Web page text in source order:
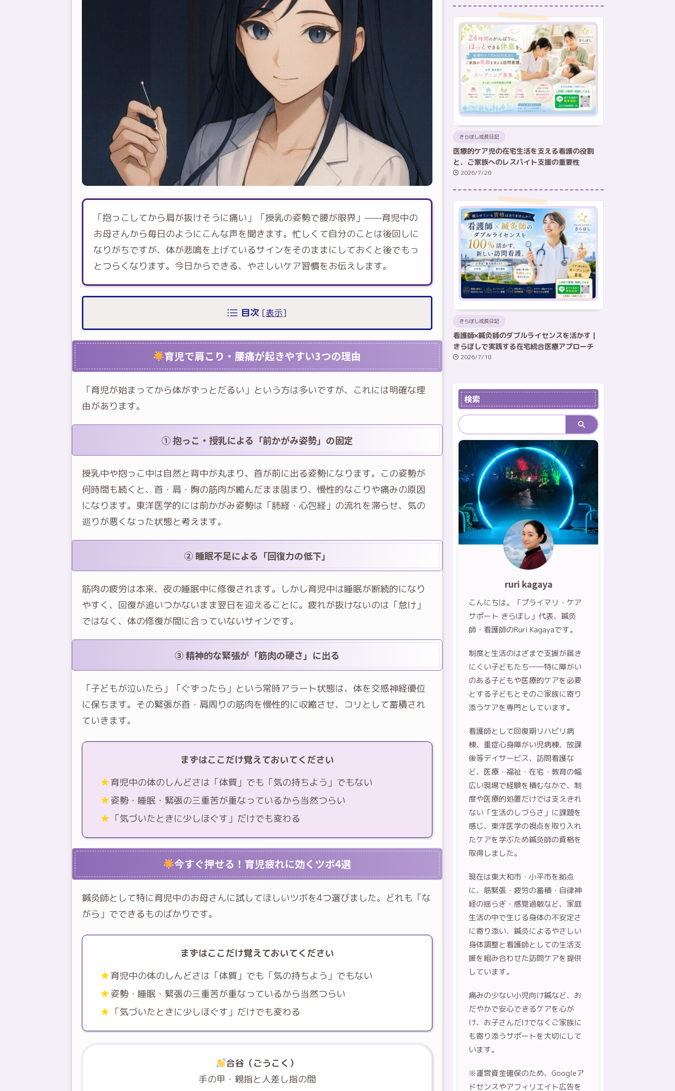
「抱っこしてから肩が抜けそうに痛い」「授乳の姿勢で腰が限界」——育児中の
お母さんから毎日のようにこんな声を聞きます。忙しくて自分のことは後回しに
なりがちですが、体が悲鳴を上げているサインをそのままにしておくと後でもっ
とつらくなります。今日からできる、やさしいケア習慣をお伝えします。
目次 [表示]
育児で肩こり・腰痛が起きやすい3つの理由
「育児が始まってから体がずっとだるい」という方は多いですが、これには明確な理
由があります。
① 抱っこ・授乳による「前かがみ姿勢」の固定
授乳中や抱っこ中は自然と背中が丸まり、首が前に出る姿勢になります。この姿勢が
何時間も続くと、首・肩・胸の筋肉が縮んだまま固まり、慢性的なこりや痛みの原因
になります。東洋医学的には前かがみ姿勢は「肺経・心包経」の流れを滞らせ、気の
巡りが悪くなった状態と考えます。
② 睡眠不足による「回復力の低下」
筋肉の疲労は本来、夜の睡眠中に修復されます。しかし育児中は睡眠が断続的になり
やすく、回復が追いつかないまま翌日を迎えることに。疲れが抜けないのは「怠け」
ではなく、体の修復が間に合っていないサインです。
③ 精神的な緊張が「筋肉の硬さ」に出る
「子どもが泣いたら」「ぐずったら」という常時アラート状態は、体を交感神経優位
に保ちます。その緊張が首・肩周りの筋肉を慢性的に収縮させ、コリとして蓄積され
ていきます。
まずはここだけ覚えておいてください
育児中の体のしんどさは「体質」でも「気の持ちよう」でもない
姿勢・睡眠・緊張の三重苦が重なっているから当然つらい
「気づいたときに少しほぐす」だけでも変わる
今すぐ押せる！育児疲れに効くツボ4選
鍼灸師として特に育児中のお母さんに試してほしいツボを4つ選びました。どれも「な
がら」でできるものばかりです。
まずはここだけ覚えておいてください
育児中の体のしんどさは「体質」でも「気の持ちよう」でもない
姿勢・睡眠・緊張の三重苦が重なっているから当然つらい
「気づいたときに少しほぐす」だけでも変わる
合谷（ごうこく）
手の甲・親指と人差し指の間
きらぼし成長日記
医療的ケア児の在宅生活を支える看護の役割
と、ご家族へのレスパイト支援の重要性
2026/7/20
きらぼし成長日記
看護師×鍼灸師のダブルライセンスを活かす｜
きらぼしで実践する在宅統合医療アプローチ
2026/7/18
検索
ruri kagaya
こんにちは。「プライマリ・ケア
サポート きらぼし」代表、鍼灸
師・看護師のRuri Kagayaです。
制度と生活のはざまで支援が届き
にくい子どもたち――特に障がい
のある子どもや医療的ケアを必要
とする子どもとそのご家族に寄り
添うケアを専門としています。
看護師として回復期リハビリ病
棟、重症心身障がい児病棟、放課
後等デイサービス、訪問看護な
ど、医療・福祉・在宅・教育の幅
広い現場で経験を積むなかで、制
度や医療的処置だけでは支えきれ
ない「生活のしづらさ」に課題を
感じ、東洋医学の視点を取り入れ
たケアを学ぶため鍼灸師の資格を
取得しました。
現在は東大和市・小平市を拠点
に、筋緊張・疲労の蓄積・自律神
経の揺らぎ・感覚過敏など、家庭
生活の中で生じる身体の不安定さ
に寄り添い、鍼灸によるやさしい
身体調整と看護師としての生活支
援を組み合わせた訪問ケアを提供
しています。
痛みの少ない小児向け鍼など、お
だやかで安心できるケアを心が
け、お子さんだけでなくご家族に
も寄り添うサポートを大切にして
います。
※運営資金確保のため、Googleア
ドセンスやアフィリエイト広告を